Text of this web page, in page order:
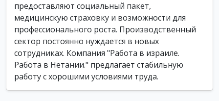
предоставляют социальный пакет,
медицинскую страховку и возможности для
профессионального роста. Производственный
сектор постоянно нуждается в новых
сотрудниках. Компания "Работа в израиле.
Работа в Нетании." предлагает стабильную
работу с хорошими условиями труда.